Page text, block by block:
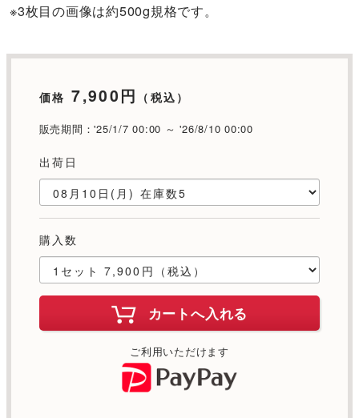
※3枚目の画像は約500g規格です。
価格 7,900円 （税込）
販売期間：'25/1/7 00:00 ～ '26/8/10 00:00
出荷日
購入数
カートへ入れる
ご利用いただけます